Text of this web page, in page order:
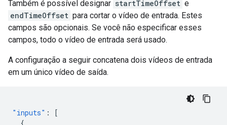
Também é possível designar startTimeOffset e
endTimeOffset para cortar o vídeo de entrada. Estes
campos são opcionais. Se você não especificar esses
campos, todo o vídeo de entrada será usado.
A configuração a seguir concatena dois vídeos de entrada
em um único vídeo de saída.
"inputs" :
[
{